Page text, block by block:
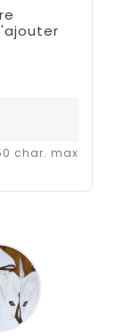
char. max